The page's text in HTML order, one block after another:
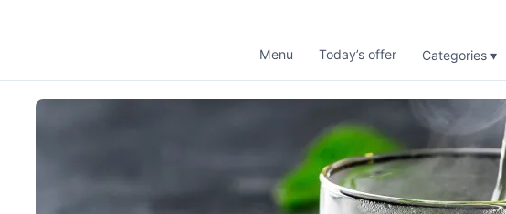
Menu Today’s offer Categories ▾